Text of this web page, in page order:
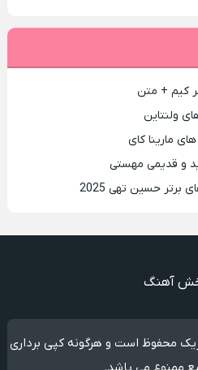
کیم + متن
ولنتاین
مارینا کای
و قدیمی مهستی
حسین تهی 2025
آهنگ
محفوظ است و هرگونه کپی برداری